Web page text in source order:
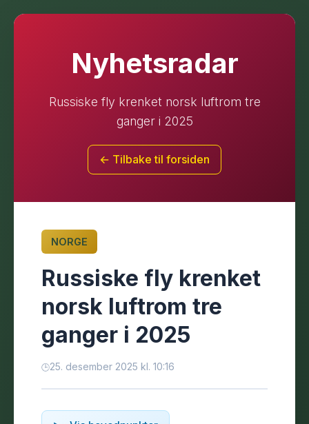
Nyhetsradar
Russiske fly krenket norsk luftrom tre
ganger i 2025
← Tilbake til forsiden
NORGE
Russiske fly krenket
norsk luftrom tre
ganger i 2025
25. desember 2025 kl. 10:16